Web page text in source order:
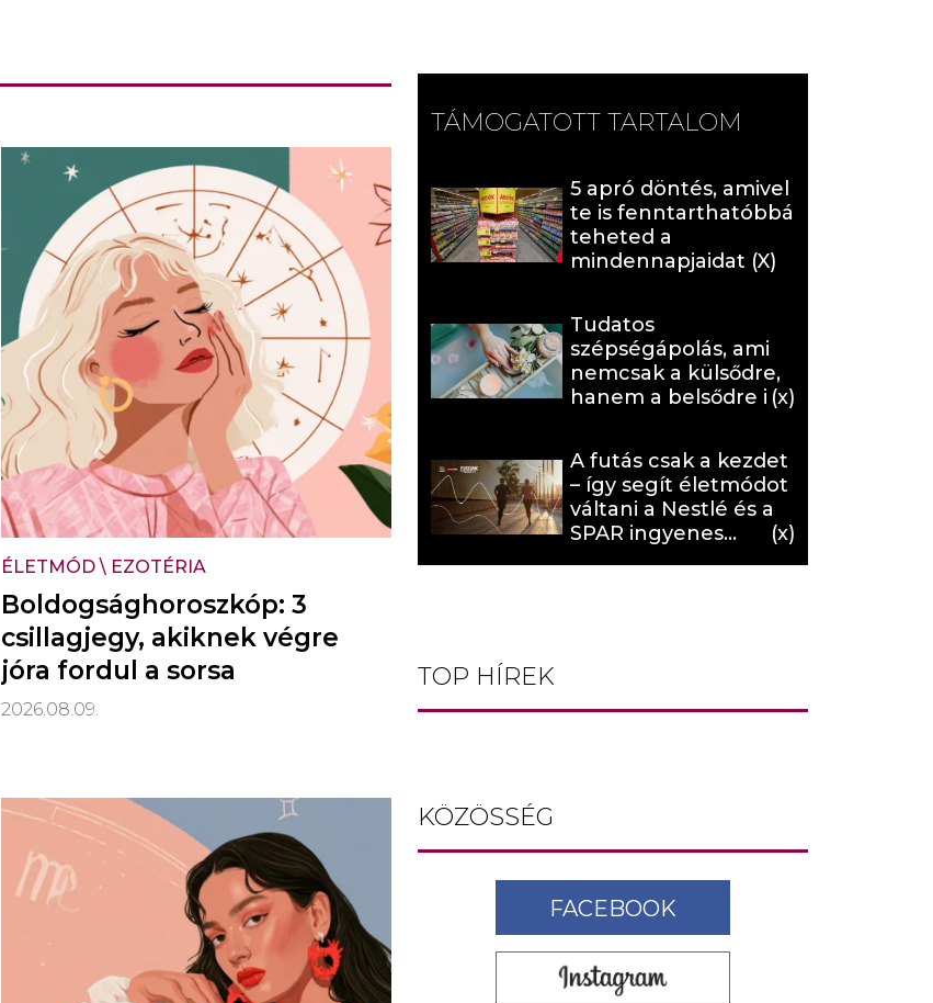
ÉLETMÓD\ EZOTÉRIA
Boldogsághoroszkóp: 3
csillagjegy, akiknek végre
jóra fordul a sorsa
2026.08.09.
TÁMOGATOTT TARTALOM
5 apró döntés, amivel
te is fenntarthatóbbá
teheted a
mindennapjaidat (X)
Tudatos
szépségápolás, ami
nemcsak a külsődre,
hanem a belsődre is
A futás csak a kezdet
– így segít életmódot
váltani a Nestlé és a
SPAR ingyenes
TOP HÍREK
KÖZÖSSÉG
FACEBOOK